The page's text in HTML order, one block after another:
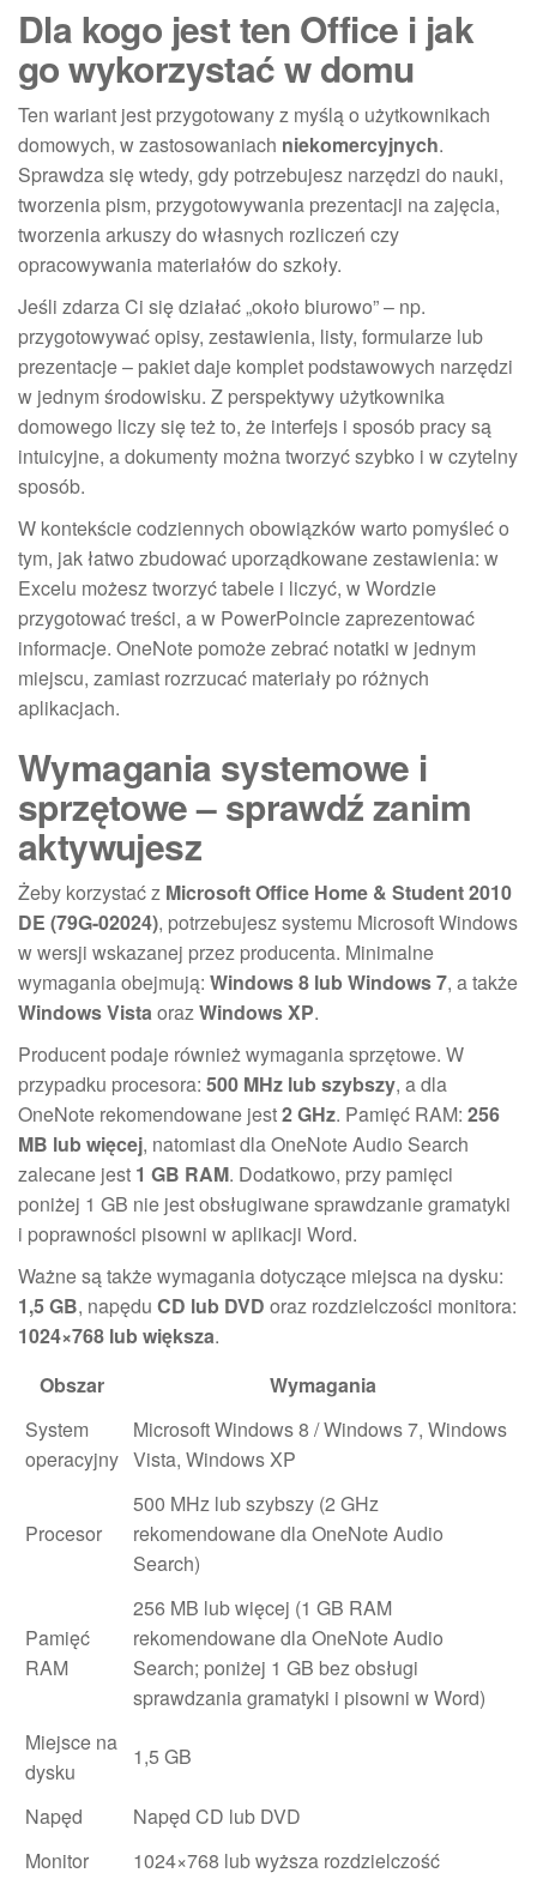
Dla kogo jest ten Office i jak
go wykorzystać w domu
Ten wariant jest przygotowany z myślą o użytkownikach
domowych, w zastosowaniach niekomercyjnych.
Sprawdza się wtedy, gdy potrzebujesz narzędzi do nauki,
tworzenia pism, przygotowywania prezentacji na zajęcia,
tworzenia arkuszy do własnych rozliczeń czy
opracowywania materiałów do szkoły.
Jeśli zdarza Ci się działać „około biurowo” – np.
przygotowywać opisy, zestawienia, listy, formularze lub
prezentacje – pakiet daje komplet podstawowych narzędzi
w jednym środowisku. Z perspektywy użytkownika
domowego liczy się też to, że interfejs i sposób pracy są
intuicyjne, a dokumenty można tworzyć szybko i w czytelny
sposób.
W kontekście codziennych obowiązków warto pomyśleć o
tym, jak łatwo zbudować uporządkowane zestawienia: w
Excelu możesz tworzyć tabele i liczyć, w Wordzie
przygotować treści, a w PowerPoincie zaprezentować
informacje. OneNote pomoże zebrać notatki w jednym
miejscu, zamiast rozrzucać materiały po różnych
aplikacjach.
Wymagania systemowe i
sprzętowe – sprawdź zanim
aktywujesz
Żeby korzystać z Microsoft Office Home & Student 2010
DE (79G-02024), potrzebujesz systemu Microsoft Windows
w wersji wskazanej przez producenta. Minimalne
wymagania obejmują: Windows 8 lub Windows 7, a także
Windows VistaorazWindows XP.
Producent podaje również wymagania sprzętowe. W
przypadku procesora: 500 MHz lub szybszy, a dla
OneNote rekomendowane jest2 GHz. Pamięć RAM: 256
MB lub więcej, natomiast dla OneNote Audio Search
zalecane jest 1 GB RAM. Dodatkowo, przy pamięci
poniżej 1 GB nie jest obsługiwane sprawdzanie gramatyki
i poprawności pisowni w aplikacji Word.
Ważne są także wymagania dotyczące miejsca na dysku:
1,5 GB, napędu CD lub DVD oraz rozdzielczości monitora:
1024×768 lub większa.
Obszar
Wymagania
System
operacyjny
Microsoft Windows 8 / Windows 7, Windows
Vista, Windows XP
Procesor
500 MHz lub szybszy (2 GHz
rekomendowane dla OneNote Audio
Search)
Pamięć
RAM
256 MB lub więcej (1 GB RAM
rekomendowane dla OneNote Audio
Search; poniżej 1 GB bez obsługi
sprawdzania gramatyki i pisowni w Word)
Miejsce na
dysku
1,5 GB
Napęd
Napęd CD lub DVD
Monitor
1024×768 lub wyższa rozdzielczość